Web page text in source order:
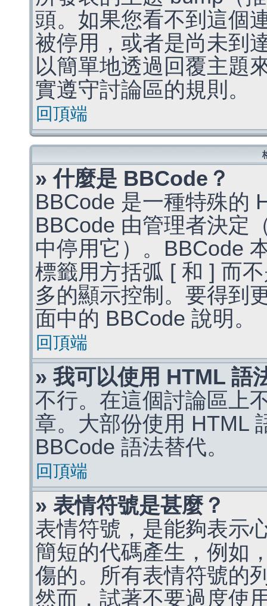
頭。如果您看不到這個
被停用，或者是尚未到
以簡單地透過回覆主題
實遵守討論區的規則。
回頂端
» 什麼是 BBCode？
BBCode 是一種特殊的
BBCode 由管理者決定
中停用它）。BBCode
標籤用方括弧 [ 和 ] 而
多的顯示控制。要得到
面中的 BBCode 說明。
回頂端
» 我可以使用 HTML 語
不行。在這個討論區上
章。大部份使用 HTML
BBCode 語法替代。
回頂端
» 表情符號是甚麼？
表情符號，是能夠表示
簡短的代碼產生，例如
傷的。所有表情符號的
然而，試著不要過度使